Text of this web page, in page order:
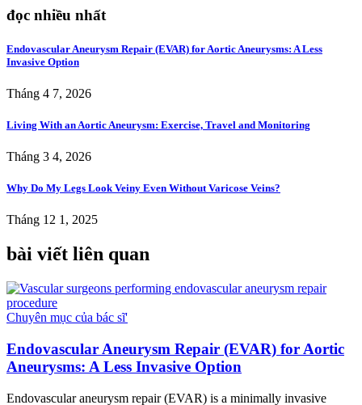
đọc nhiều nhất
Endovascular Aneurysm Repair (EVAR) for Aortic Aneurysms: A Less
Invasive Option
Tháng 4 7, 2026
Living With an Aortic Aneurysm: Exercise, Travel and Monitoring
Tháng 3 4, 2026
Why Do My Legs Look Veiny Even Without Varicose Veins?
Tháng 12 1, 2025
bài viết liên quan
Chuyên mục của bác sĩ'
Endovascular Aneurysm Repair (EVAR) for Aortic
Aneurysms: A Less Invasive Option
Endovascular aneurysm repair (EVAR) is a minimally invasive